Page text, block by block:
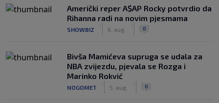
Američki reper A$AP Rocky potvrdio da
Rihanna radi na novim pjesmama
SHOWBIZ 6. aug. 0
Bivša Mamićeva supruga se udala za
NBA zvijezdu, pjevala se Rozga i
Marinko Rokvić
NOGOMET 5. aug. 0